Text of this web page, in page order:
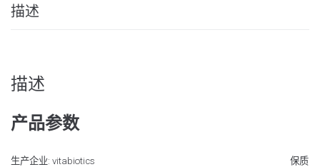
描述
描述
产品参数
生产企业: vitabiotics 保质